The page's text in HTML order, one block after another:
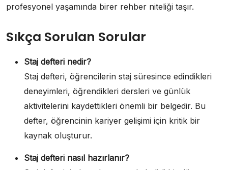
profesyonel yaşamında birer rehber niteliği taşır.
Sıkça Sorulan Sorular
Staj defteri nedir?
Staj defteri, öğrencilerin staj süresince edindikleri
deneyimleri, öğrendikleri dersleri ve günlük
aktivitelerini kaydettikleri önemli bir belgedir. Bu
defter, öğrencinin kariyer gelişimi için kritik bir
kaynak oluşturur.
Staj defteri nasıl hazırlanır?